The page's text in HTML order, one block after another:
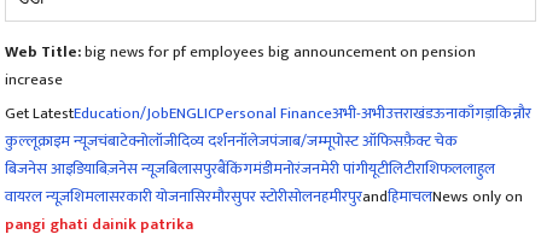
Web Title:big news for pf employees big announcement on pension
increase
Get LatestEducation/JobENGLICPersonal Financeअभी-अभीउत्तराखंडऊनाकाँगड़ाकिन्नौर
कुल्लूक्राइम न्यूजचंबाटेक्नोलॉजीदिव्य दर्शननॉलेजपंजाब/जम्मूपोस्ट ऑफिसफ़ैक्ट चेक
बिजनेस आइडियाबिज़नेस न्यूज़बिलासपुरबैंकिंगमंडीमनोरंजनमेरी पांगीयूटीलिटीराशिफललाहुल
वायरल न्यूज़शिमलासरकारी योजनासिरमौरसुपर स्टोरीसोलनहमीरपुरandहिमाचलNews only on
pangi ghati dainik patrika